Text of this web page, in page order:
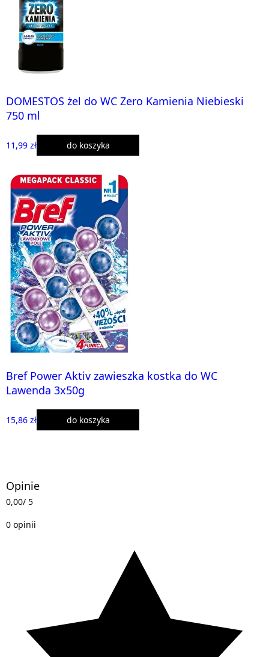
DOMESTOS żel do WC Zero Kamienia Niebieski
750 ml
11,99 zł do koszyka
Bref Power Aktiv zawieszka kostka do WC
Lawenda 3x50g
15,86 zł do koszyka
Opinie
0,00/ 5
0 opinii